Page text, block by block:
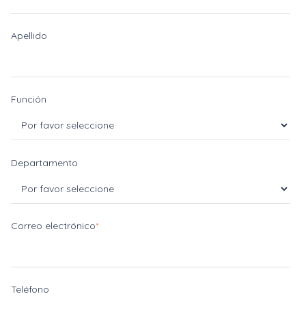
Apellido
Función
Departamento
Correo electrónico*
Teléfono